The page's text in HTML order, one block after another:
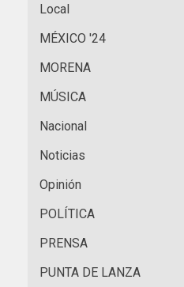
Local
MÉXICO '24
MORENA
MÚSICA
Nacional
Noticias
Opinión
POLÍTICA
PRENSA
PUNTA DE LANZA